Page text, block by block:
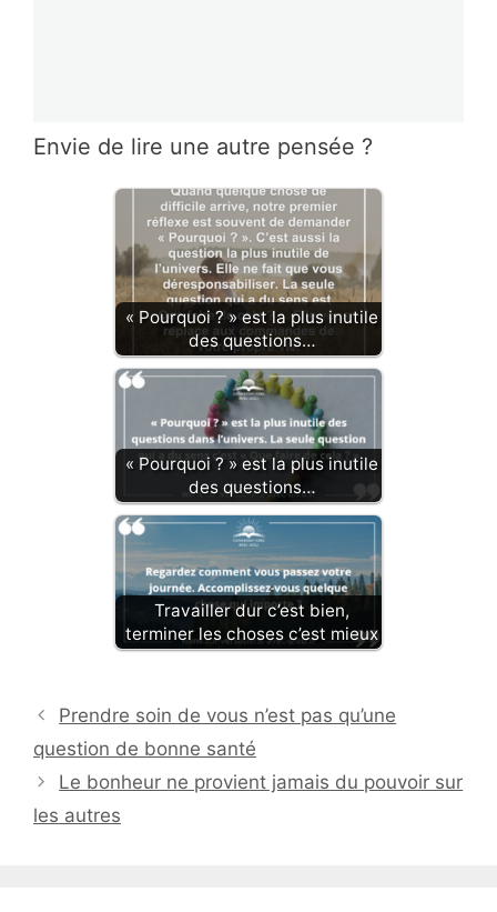
Envie de lire une autre pensée ?
« Pourquoi ? » est la plus inutile
des questions…
« Pourquoi ? » est la plus inutile
des questions…
Travailler dur c’est bien,
terminer les choses c’est mieux
Prendre soin de vous n’est pas qu’une
question de bonne santé
Le bonheur ne provient jamais du pouvoir sur
les autres